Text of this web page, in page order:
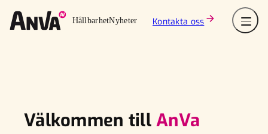
till
innehåll
HållbarhetNyheter Kontakta oss
Välkommen tillAnVa